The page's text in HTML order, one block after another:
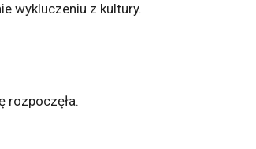
wykluczeniu z kultury.
rozpoczęła.